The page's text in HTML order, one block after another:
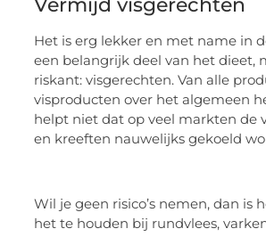
Vermijd visgerechten
Het is erg lekker en met name in
een belangrijk deel van het dieet,
riskant: visgerechten. Van alle
visproducten over het algemeen
helpt niet dat op veel markten de
en kreeften nauwelijks gekoeld
Wil je geen risico’s nemen, dan is
het te houden bij rundvlees,